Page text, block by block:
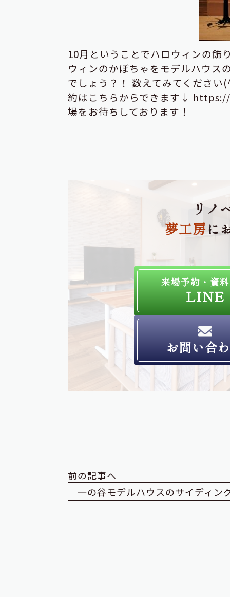
10月ということでハロウィンの飾
ウィンのかぼちゃをモデルハウス
でしょう？！ 数えてみてください
約はこちらからできます↓
場をお待ちしております！
リノ
夢工房に
来場予約・資
LINE
お問い合
前の記事へ
一の谷モデルハウスのサイディン